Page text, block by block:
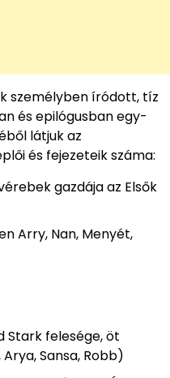
személyben íródott, tíz
és epilógusban egy-
látjuk az
és fejezeteik száma:
gazdája az Elsők
Arry, Nan, Menyét,
Stark felesége, öt
Sansa, Robb)